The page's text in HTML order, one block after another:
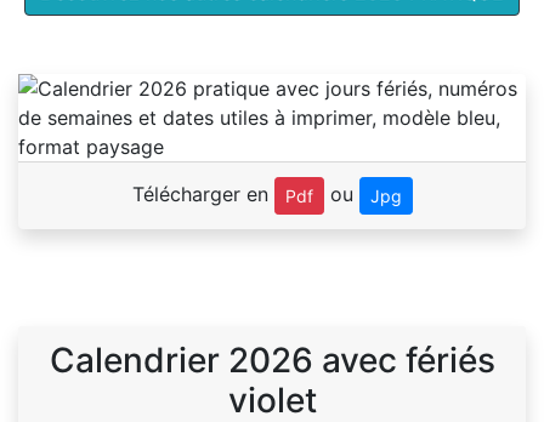
Télécharger en Pdf ou Jpg
Calendrier 2026 avec fériés
violet